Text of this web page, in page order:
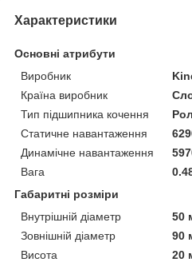
Характеристики
Основні атрибути
Виробник
Країна виробник
Тип підшипника кочення
Статичне навантаження
Динамічне навантаження
Вага
Габаритні розміри
Внутрішній діаметр
50
Зовнішній діаметр
90
Висота
20